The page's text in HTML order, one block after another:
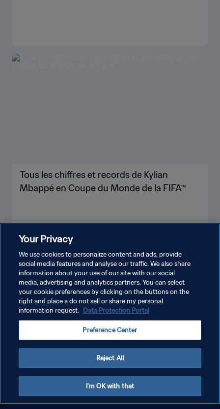
Tous les chiffres et records de Kylian
Mbappé en Coupe du Monde de la FIFA™
PLUS
POLITIQUE DE CONFIDENTIALITÉ
CONDITIONS D'UTILISATION
GÉRER VOS PRÉFÉRENCES SUR LES COOKIES
Your Privacy
We use cookies to personalize content and ads, provide
social media features and analyse our traffic. We also share
information about your use of our site with our social
media, advertising and analytics partners. You can select
your cookie preferences by clicking on the buttons on the
right and place a do not sell or share my personal
information request. Data Protection Portal
Preference Center
Reject All
I'm OK with that